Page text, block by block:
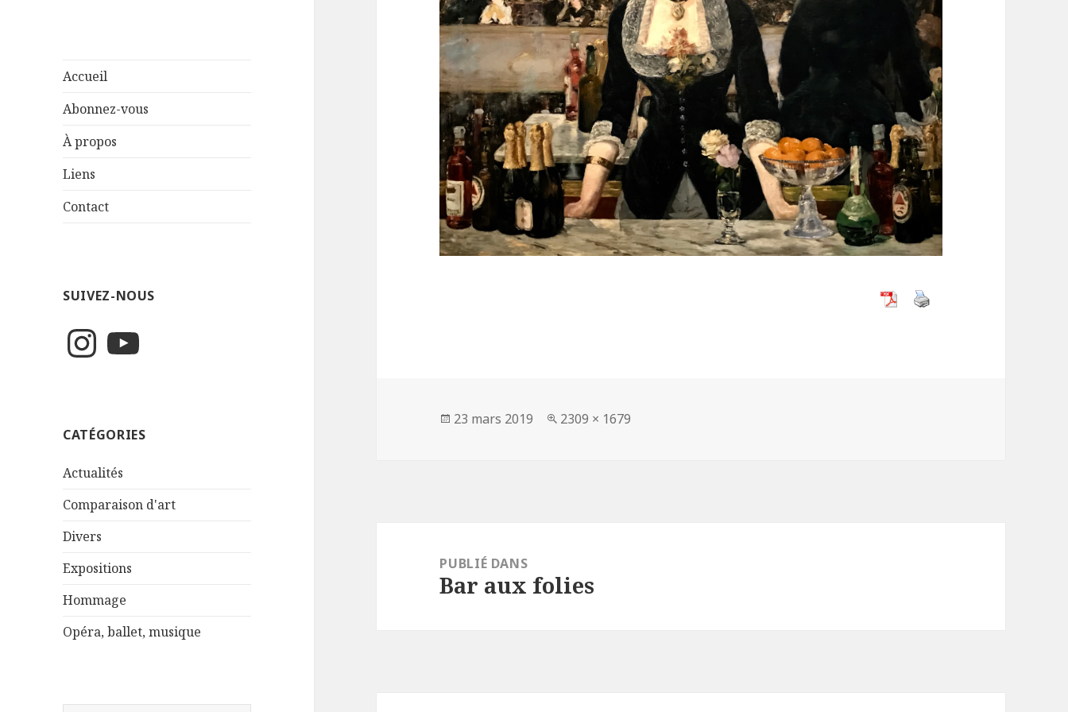
Accueil
Abonnez-vous
À propos
Liens
Contact
SUIVEZ-NOUS
InstagramYouTube
CATÉGORIES
Actualités
Comparaison d'art
Divers
Expositions
Hommage
Opéra, ballet, musique
Publié
23 mars 2019
Taille
2309 × 1679
l’article
PUBLIÉ DANS
Bar aux folies